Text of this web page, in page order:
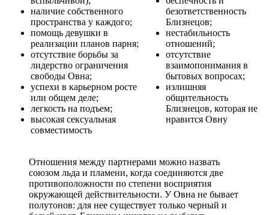
наличие собственного
пространства у каждого;
помощь девушки в
реализации планов парня;
отсутствие борьбы за
лидерство ограничения
свободы Овна;
успехи в карьерном росте
или общем деле;
легкость на подъем;
высокая сексуальная
совместимость
безответственность
Близнецов;
нестабильность
отношений;
отсутствие
взаимопонимания в
бытовых вопросах;
излишняя
общительность
Близнецов, которая не
нравится Овну
Отношения между партнерами можно назвать
союзом льда и пламени, когда соединяются две
противоположности по степени восприятия
окружающей действительности. У Овна не бывает
полутонов: для нее существует только черный и